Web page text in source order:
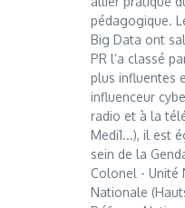
pédagogique.
Big Data ont
PR l’a classé
plus influentes
influenceur
radio et à la
Medi1...), il est
sein de la
Colonel - Unité
Nationale